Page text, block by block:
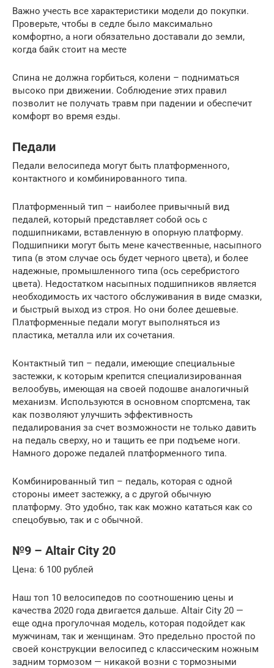
Важно учесть все характеристики модели до покупки.
Проверьте, чтобы в седле было максимально
комфортно, а ноги обязательно доставали до земли,
когда байк стоит на месте
Спина не должна горбиться, колени – подниматься
высоко при движении. Соблюдение этих правил
позволит не получать травм при падении и обеспечит
комфорт во время езды.
Педали
Педали велосипеда могут быть платформенного,
контактного и комбинированного типа.
Платформенный тип – наиболее привычный вид
педалей, который представляет собой ось с
подшипниками, вставленную в опорную платформу.
Подшипники могут быть мене качественные, насыпного
типа (в этом случае ось будет черного цвета), и более
надежные, промышленного типа (ось серебристого
цвета). Недостатком насыпных подшипников является
необходимость их частого обслуживания в виде смазки,
и быстрый выход из строя. Но они более дешевые.
Платформенные педали могут выполняться из
пластика, металла или их сочетания.
Контактный тип – педали, имеющие специальные
застежки, к которым крепится специализированная
велообувь, имеющая на своей подошве аналогичный
механизм. Используются в основном спортсмена, так
как позволяют улучшить эффективность
педалирования за счет возможности не только давить
на педаль сверху, но и тащить ее при подъеме ноги.
Намного дороже педалей платформенного типа.
Комбинированный тип – педаль, которая с одной
стороны имеет застежку, а с другой обычную
платформу. Это удобно, так как можно кататься как со
спецобувью, так и с обычной.
№9 – Altair City 20
Цена: 6 100 рублей
Наш топ 10 велосипедов по соотношению цены и
качества 2020 года двигается дальше. Altair City 20 —
еще одна прогулочная модель, которая подойдет как
мужчинам, так и женщинам. Это предельно простой по
своей конструкции велосипед с классическим ножным
задним тормозом — никакой возни с тормозными